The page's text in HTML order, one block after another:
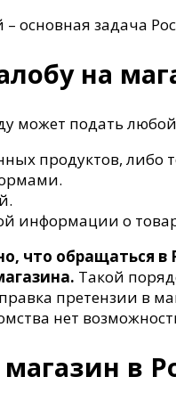
основная задача
на
может подать
продуктов, либо
информации о
что обращаться в
Такой
претензии в
нет
в